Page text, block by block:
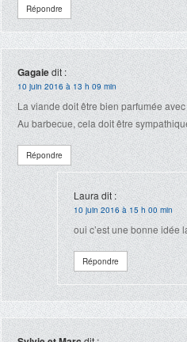
Répondre
Gagaiedit :
10 juin 2016 à 13 h 09 min
La viande doit être bien parfumée
Au barbecue, cela doit être
Répondre
Laura dit :
10 juin 2016 à 15 h 00 min
oui c’est une bonne idée
Répondre